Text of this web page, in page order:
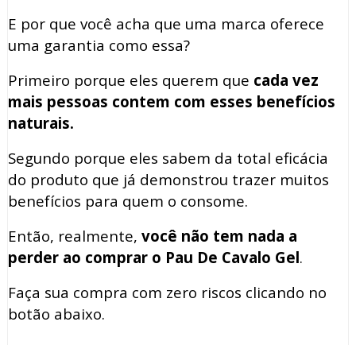
E por que você acha que uma marca oferece
uma garantia como essa?
Primeiro porque eles querem que cada vez
mais pessoas contem com esses benefícios
naturais.
Segundo porque eles sabem da total eficácia
do produto que já demonstrou trazer muitos
benefícios para quem o consome.
Então, realmente, você não tem nada a
perder ao comprar o Pau De Cavalo Gel.
Faça sua compra com zero riscos clicando no
botão abaixo.